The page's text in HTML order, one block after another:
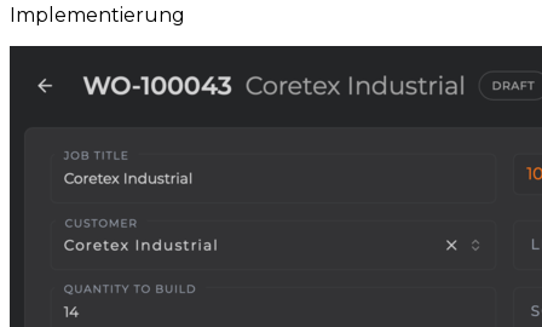
Implementierung